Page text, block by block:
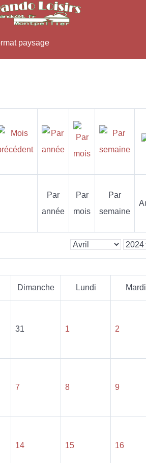
paysage
Par
année
Par
mois
Par
semaine
Dimanche Lundi Mardi
31 1 2
7 8 9
14 15 16